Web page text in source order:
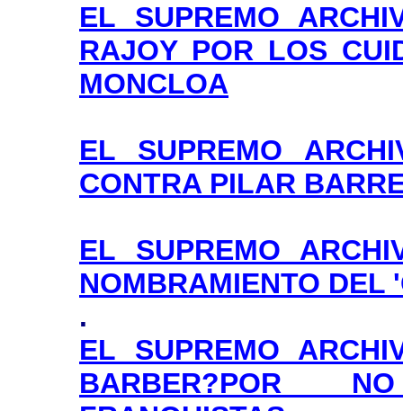
EL SUPREMO
RAJOY POR LOS
MONCLOA
EL SUPREMO
CONTRA PILAR
EL SUPREMO
NOMBRAMIENTO DEL
.
EL SUPREMO
BARBER?POR